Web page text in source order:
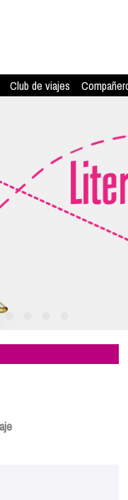
Club de viajes